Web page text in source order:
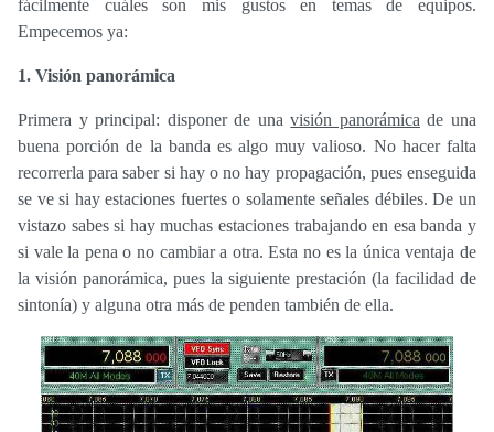
fácilmente cuáles son mis gustos en temas de equipos.
Empecemos ya:
1. Visión panorámica
Primera y principal: disponer de unavisión panorámica de una
buena porción de la banda es algo muy valioso. No hacer falta
recorrerla para saber si hay o no hay propagación, pues enseguida
se ve si hay estaciones fuertes o solamente señales débiles. De un
vistazo sabes si hay muchas estaciones trabajando en esa banda y
si vale la pena o no cambiar a otra. Esta no es la única ventaja de
la visión panorámica, pues la siguiente prestación (la facilidad de
sintonía) y alguna otra más de penden también de ella.